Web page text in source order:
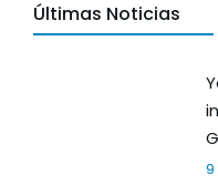
Últimas Noticias
9